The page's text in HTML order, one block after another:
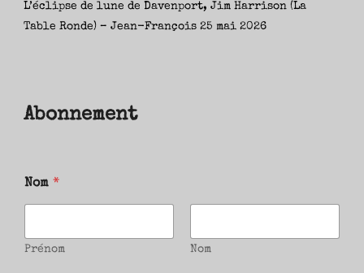
L’éclipse de lune de Davenport, Jim Harrison (La
Table Ronde) – Jean-François 25 mai 2026
Abonnement
Nom *
Prénom Nom